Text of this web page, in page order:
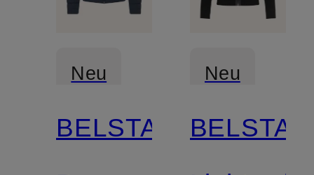
Neu
Zertifiziert
BELSTAFF
Neu